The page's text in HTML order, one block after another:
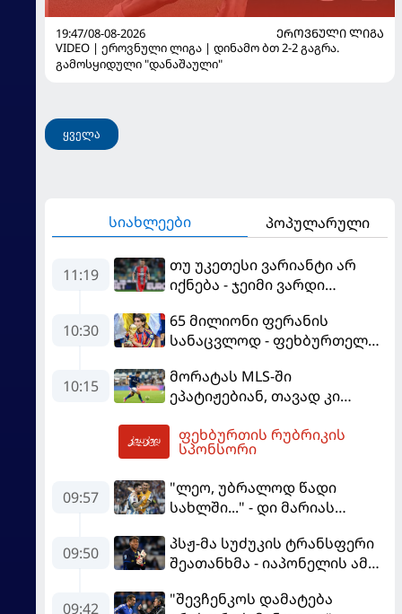
19:47/08-08-2026
ᲔᲠᲝᲕᲜᲣᲚᲘ ᲚᲘᲒᲐ
VIDEO | ეროვნული ლიგა | დინამო ბთ 2-2 გაგრა.
გამოსყიდული "დანაშაული"
ყველა
სიახლეები პოპულარული
11:19
თუ უკეთესი ვარიანტი არ
იქნება - ჯეიმი ვარდი
დაბრუნდეს
10:30
65 მილიონი ფერანის
სანაცვლოდ - ფეხბურთელს
სოლიდური თანხის მიღებას
გეგმავს
10:15
მორატას MLS-ში
ეპატიჟებიან, თავად კი
გადაწყვეტილებას ელის
ფეხბურთის რუბრიკის
სპონსორი
09:57
"ლეო, უბრალოდ წადი
სახლში..." - დი მარიას
09:50
პსჟ-მა სუძუკის ტრანსფერი
შეათანხმა - იაპონელის ამ
შევალიეს
09:42
"შევჩენკოს დამატება